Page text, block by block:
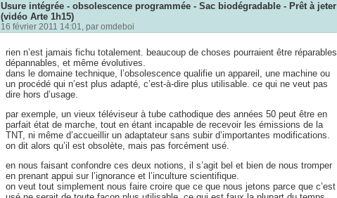
Usure intégrée - obsolescence programmée - Sac biodégradable - Prêt à jeter
(vidéo Arte 1h15)
16 février 2011 14:01, par omdeboi
rien n’est jamais fichu totalement. beaucoup de choses pourraient être réparables,
dépannables, et même évolutives.
dans le domaine technique, l’obsolescence qualifie un appareil, une machine ou
un procédé qui n’est plus adapté, c’est-à-dire plus utilisable. ce qui ne veut pas
dire hors d’usage.
par exemple, un vieux téléviseur à tube cathodique des années 50 peut être en
parfait état de marche, tout en étant incapable de recevoir les émissions de la
TNT, ni même d’accueillir un adaptateur sans subir d’importantes modifications.
on dit alors qu’il est obsolète, mais pas forcément usé.
en nous faisant confondre ces deux notions, il s’agit bel et bien de nous tromper
en prenant appui sur l’ignorance et l’inculture scientifique.
on veut tout simplement nous faire croire que ce que nous jetons parce que c’est